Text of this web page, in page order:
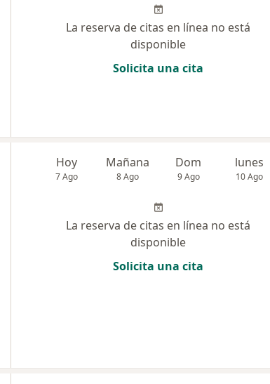
La reserva de citas en línea no está
disponible
Solicita una cita
Hoy
7 Ago
Mañana
8 Ago
Dom
9 Ago
lunes
10 Ago
La reserva de citas en línea no está
disponible
Solicita una cita